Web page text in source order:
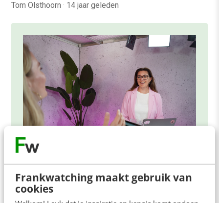
Frankwatching maakt gebruik van
cookies
Tom Olsthoorn · 14 jaar geleden
ONLINE MASTERCLASS
De nieuwe SEO- & GEO-
spelregels